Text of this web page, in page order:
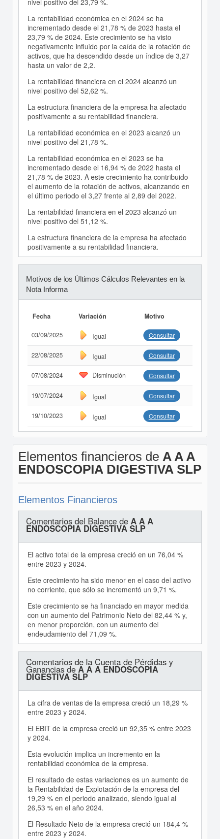
nivel positivo del 23,79 %.
La rentabilidad económica en el 2024 se ha
incrementado desde el 21,78 % de 2023 hasta el
23,79 % de 2024. Este crecimiento se ha visto
negativamente influido por la caída de la rotación de
activos, que ha descendido desde un índice de 3,27
hasta un valor de 2,2.
La rentabilidad financiera en el 2024 alcanzó un
nivel positivo del 52,62 %.
La estructura financiera de la empresa ha afectado
positivamente a su rentabilidad financiera.
La rentabilidad económica en el 2023 alcanzó un
nivel positivo del 21,78 %.
La rentabilidad económica en el 2023 se ha
incrementado desde el 16,94 % de 2022 hasta el
21,78 % de 2023. A este crecimiento ha contribuido
el aumento de la rotación de activos, alcanzando en
el último periodo el 3,27 frente al 2,89 del 2022.
La rentabilidad financiera en el 2023 alcanzó un
nivel positivo del 51,12 %.
La estructura financiera de la empresa ha afectado
positivamente a su rentabilidad financiera.
Motivos de los Últimos Cálculos Relevantes en la
Nota Informa
Fecha Variación Motivo
03/09/2025 Igual Consultar
22/08/2025 Igual Consultar
07/08/2024 Disminución Consultar
19/07/2024 Igual Consultar
19/10/2023 Igual Consultar
Elementos financieros de A A A
ENDOSCOPIA DIGESTIVA SLP
Elementos Financieros
Comentarios del Balance de A A A
ENDOSCOPIA DIGESTIVA SLP
El activo total de la empresa creció en un 76,04 %
entre 2023 y 2024.
Este crecimiento ha sido menor en el caso del activo
no corriente, que sólo se incrementó un 9,71 %.
Este crecimiento se ha financiado en mayor medida
con un aumento del Patrimonio Neto del 82,44 % y,
en menor proporción, con un aumento del
endeudamiento del 71,09 %.
Comentarios de la Cuenta de Pérdidas y
Ganancias deA A A ENDOSCOPIA
DIGESTIVA SLP
La cifra de ventas de la empresa creció un 18,29 %
entre 2023 y 2024.
El EBIT de la empresa creció un 92,35 % entre 2023
y 2024.
Esta evolución implica un incremento en la
rentabilidad económica de la empresa.
El resultado de estas variaciones es un aumento de
la Rentabilidad de Explotación de la empresa del
19,29 % en el periodo analizado, siendo igual al
26,53 % en el año 2024.
El Resultado Neto de la empresa creció un 184,4 %
entre 2023 y 2024.